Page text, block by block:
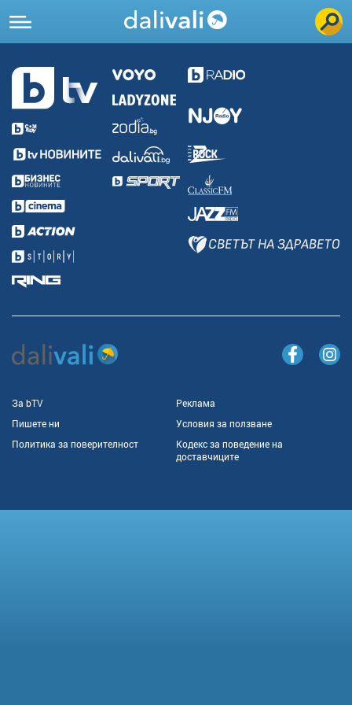
За bTV
Реклама
Пишете ни
Условия за ползване
Политика за поверителност
Кодекс за поведение на
доставчиците